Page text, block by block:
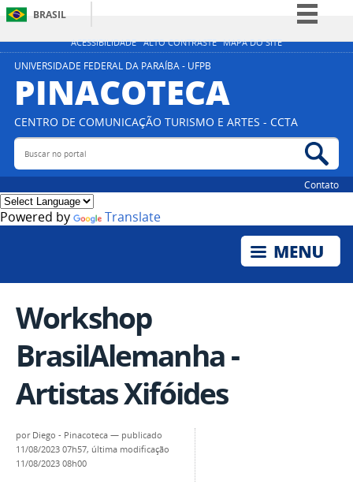
ACESSIBILIDADE ALTO CONTRASTE MAPA DO SITE
BRASIL
Simplifique!
Acesso à informação
Legislação
UNIVERSIDADE FEDERAL DA PARAÍBA - UFPB
PINACOTECA
CENTRO DE COMUNICAÇÃO TURISMO E ARTES - CCTA
Buscar no portal
Contato
Powered by Translate
Workshop
BrasilAlemanha -
Artistas Xifóides
por Diego - Pinacoteca — publicado
11/08/2023 07h57, última modificação
11/08/2023 08h00